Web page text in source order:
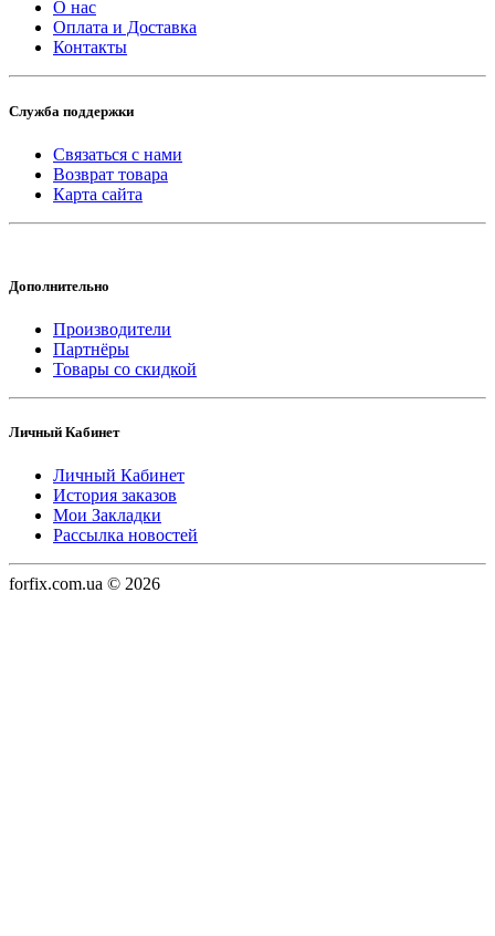
О нас
Оплата и Доставка
Контакты
Служба поддержки
Связаться с нами
Возврат товара
Карта сайта
Дополнительно
Производители
Партнёры
Товары со скидкой
Личный Кабинет
Личный Кабинет
История заказов
Мои Закладки
Рассылка новостей
forfix.com.ua © 2026